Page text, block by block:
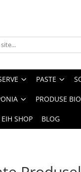
PASTE
PRODUSE BIO
SHOP BLOG